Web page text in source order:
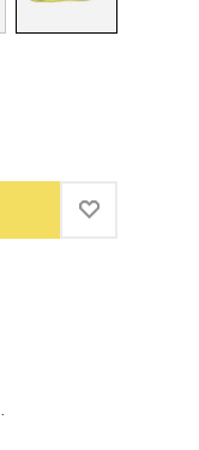
ADD TO
ADD TO